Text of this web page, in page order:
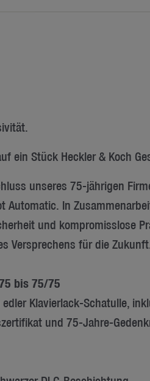
ein Stück Heckler & Koch
unseres 75-jährigen
Automatic. In
und kompromisslose
Versprechens für die
bis 75/75
Klavierlack-Schatulle,
und 75-Jahre-